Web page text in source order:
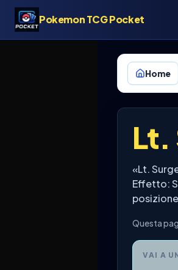
Pokemon TCG Pocket
Home
Lt.
«Lt.
Effetto:
Questa
VAI A